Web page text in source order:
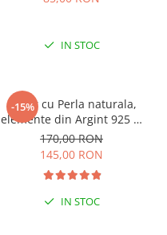
IN STOC
-15%
Colier cu Perla naturala,
elemente din Argint 925 si
margele Miyuki, verde/kiwi
170,00 RON
145,00 RON
IN STOC